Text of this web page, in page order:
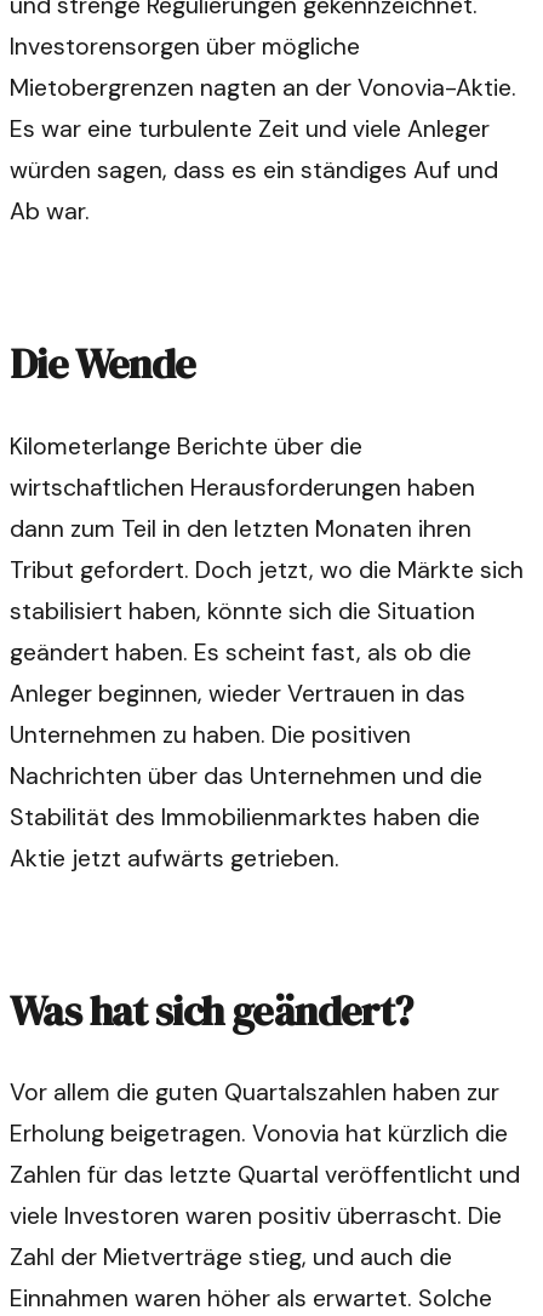
Investorensorgen über mögliche
Mietobergrenzen nagten an der Vonovia-Aktie.
Es war eine turbulente Zeit und viele Anleger
würden sagen, dass es ein ständiges Auf und
Ab war.
Die Wende
Kilometerlange Berichte über die
wirtschaftlichen Herausforderungen haben
dann zum Teil in den letzten Monaten ihren
Tribut gefordert. Doch jetzt, wo die Märkte sich
stabilisiert haben, könnte sich die Situation
geändert haben. Es scheint fast, als ob die
Anleger beginnen, wieder Vertrauen in das
Unternehmen zu haben. Die positiven
Nachrichten über das Unternehmen und die
Stabilität des Immobilienmarktes haben die
Aktie jetzt aufwärts getrieben.
Was hat sich geändert?
Vor allem die guten Quartalszahlen haben zur
Erholung beigetragen. Vonovia hat kürzlich die
Zahlen für das letzte Quartal veröffentlicht und
viele Investoren waren positiv überrascht. Die
Zahl der Mietverträge stieg, und auch die
Einnahmen waren höher als erwartet. Solche